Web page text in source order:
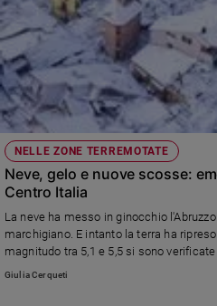
NELLE ZONE TERREMOTATE
Neve, gelo e nuove scosse:
Centro Italia
La neve ha messo in ginocchio
marchigiano. E intanto la terra ha
magnitudo tra 5,1 e 5,5 si sono
epicentro a 36 chilometri a nord
Giulia Cerqueti